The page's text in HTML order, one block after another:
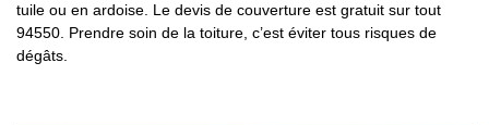
tuile ou en ardoise. Le devis de couverture est gratuit sur tout
94550. Prendre soin de la toiture, c’est éviter tous risques de
dégâts.